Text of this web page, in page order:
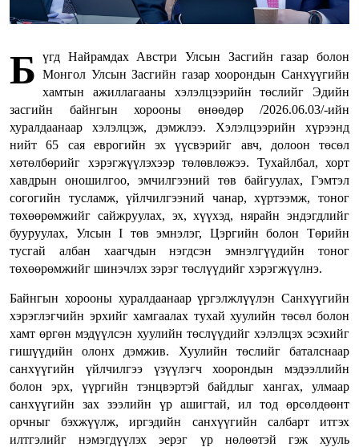
Б үгд Найрамдах Австри Улсын Засгийн газар болон
Монгол Улсын Засгийн газар хоорондын Санхүүгийн
хамтын ажиллагааны хэлэлцээрийн төслийг Эдийн
засгийн байнгын хорооны өнөөдөр /2026.06.03/-ийн
хуралдаанаар хэлэлцэж, дэмжлээ. Хэлэлцээрийн хүрээнд
нийт 65 сая еврогийн эх үүсвэрийг авч, долоон төсөл
хөтөлбөрийг хэрэгжүүлэхээр төлөвлөжээ. Тухайлбал, хорт
хавдрын оношилгоо, эмчилгээний төв байгуулах, Гэмтэл
согогийн тусламж, үйлчилгээний чанар, хүртээмж, тоног
төхөөрөмжийг сайжруулах, эх, хүүхэд, нярайн эндэгдлийг
бууруулах, Улсын I төв эмнэлэг, Цэргийн болон Төрийн
тусгай албан хаагчдын нэгдсэн эмнэлгүүдийн тоног
төхөөрөмжийг шинэчлэх зэрэг төслүүдийг хэрэгжүүлнэ.
Байнгын хорооны хуралдаанаар үргэлжлүүлэн Санхүүгийн
хэрэглэгчийн эрхийг хамгаалах тухай хуулийн төсөл болон
хамт өргөн мэдүүлсэн хуулийн төслүүдийг хэлэлцэх эсэхийг
гишүүдийн олонх дэмжив. Хуулийн төслийг баталснаар
санхүүгийн үйлчилгээ үзүүлэгч хоорондын мэдээллийн
болон эрх, үүргийн тэнцвэртэй байдлыг хангах, улмаар
санхүүгийн зах зээлийн үр ашигтай, ил тод өрсөлдөөнт
орчныг бэхжүүлж, иргэдийн санхүүгийн салбарт итгэх
илтгэлийг нэмэгдүүлэх эерэг үр нөлөөтэй гэж хууль